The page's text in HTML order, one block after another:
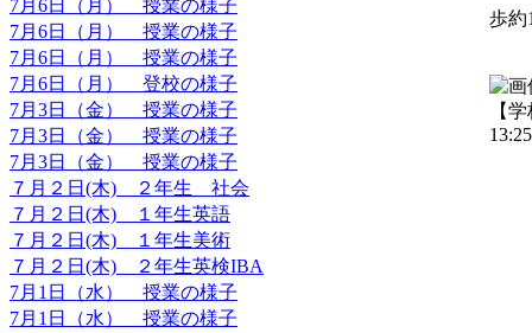
7月6日（月） 授業の様子
7月6日（月） 授業の様子
7月6日（月） 授業の様子
7月6日（月） 登校の様子
7月3日（金） 授業の様子
7月3日（金） 授業の様子
7月3日（金） 授業の様子
７月２日(木) ２年生 社会
７月２日(木) １年生英語
７月２日(木) １年生美術
７月２日(木) ２年生英検IBA
7月1日（水） 授業の様子
7月1日（水） 授業の様子
歩約
【